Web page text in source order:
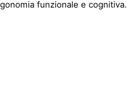
funzionale e cognitiva.